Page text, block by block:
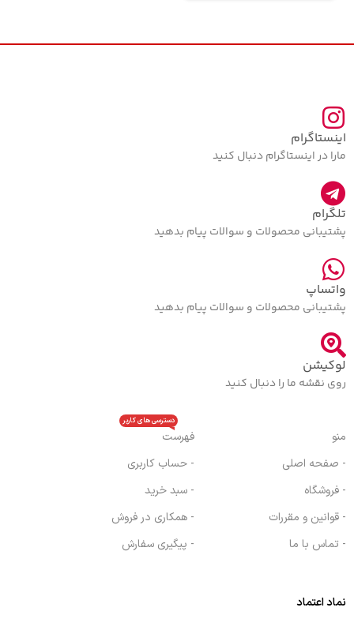
اینستاگرام
مارا در اینستاگرام دنبال کنید
تلگرام
پشتیبانی محصولات و سوالات پیام بدهید
واتساپ
پشتیبانی محصولات و سوالات پیام بدهید
لوکیشن
روی نقشه ما را دنبال کنید
منو
- صفحه اصلی
- فروشگاه
- قوانین و مقررات
- تماس با ما
فهرست
دسترسی های کاربر
- حساب کاربری
- سبد خرید
- همکاری در فروش
- پیگیری سفارش
نماد اعتماد